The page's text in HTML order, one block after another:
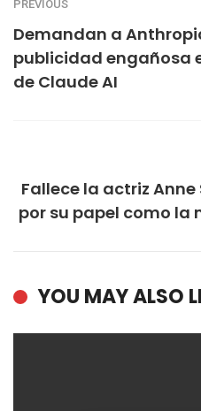
PREVIOUS
Demandan a
publicidad engañosa
de Claude AI
Fallece la actriz
por su papel como la
YOU MAY ALSO